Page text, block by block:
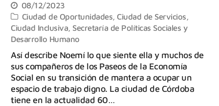
08/12/2023
Ciudad de Oportunidades,Ciudad de Servicios,
Ciudad Inclusiva, Secretaría de Políticas Sociales y
Desarrollo Humano
Así describe Noemí lo que siente ella y muchos de
sus compañeros de los Paseos de la Economía
Social en su transición de mantera a ocupar un
espacio de trabajo digno. La ciudad de Córdoba
tiene en la actualidad 60…